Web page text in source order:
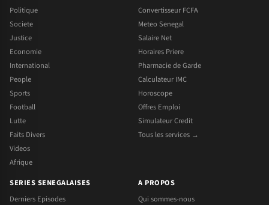
Politique
Societe
Justice
Economie
International
People
Sports
Football
Lutte
Faits Divers
Videos
Afrique
Convertisseur FCFA
Meteo Senegal
Salaire Net
Horaires Priere
Pharmacie de Garde
Calculateur IMC
Horoscope
Offres Emploi
Simulateur Credit
Tous les services →
SERIES SENEGALAISES
Derniers Episodes
A PROPOS
Qui sommes-nous